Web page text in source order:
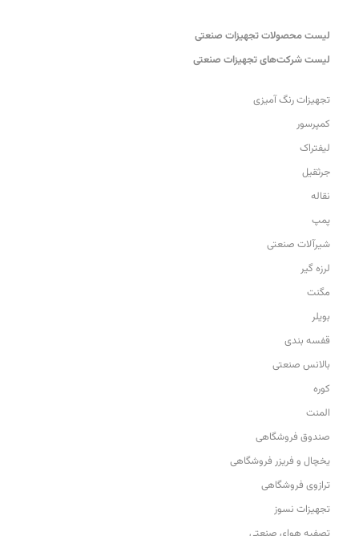
لیست محصولات تجهیزات صنعتی
لیست شرکت‌های تجهیزات صنعتی
تجهیزات رنگ آمیزی
کمپرسور
لیفتراک
جرثقیل
نقاله
پمپ
شیرآلات صنعتی
لرزه گیر
مگنت
بویلر
قفسه بندی
بالانس صنعتی
کوره
المنت
صندوق فروشگاهی
یخچال و فریزر فروشگاهی
ترازوی فروشگاهی
تجهیزات نسوز